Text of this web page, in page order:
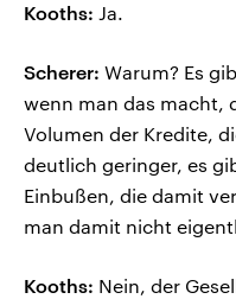
Kooths: Ja.
Scherer: Warum? Es
wenn man das macht,
Volumen der Kredite,
deutlich geringer, es
Einbußen, die damit
man damit nicht
Kooths: Nein, der